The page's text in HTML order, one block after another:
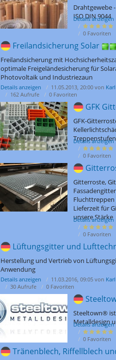
Drahtgewebe
ISO DIN 9044
Details anzeigen
0 Favoriten
Freilandsicherung Solar
Freilandsicherung mit
optimale Freigeländesicherung für
Photovoltaik und Industriezaun
Details anzeigen 11.05.2013, 20:00 von
162 Aufrufe
0 Favoriten
GFK
GFK-
Details anzeigen
0 Favoriten
Gitterroste,
Fluchttreppen
Lieferzeit für
unsere Stärke
Details anzeigen
0 Favoriten
Lüftungsgitter und
Herstellung und Vertrieb von
Anwendung
Details anzeigen 11.03.2016, 09:05 von
30 Aufrufe
0 Favoriten
Steeltown®
Metalldesign
Details anzeigen
0 Favoriten
Tränenblech, Riffellblech